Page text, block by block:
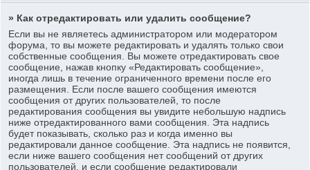
» Как отредактировать или удалить сообщение?
Если вы не являетесь администратором или модератором
форума, то вы можете редактировать и удалять только свои
собственные сообщения. Вы можете отредактировать свое
сообщение, нажав кнопку «Редактировать сообщение»,
иногда лишь в течение ограниченного времени после его
размещения. Если после вашего сообщения имеются
сообщения от других пользователей, то после
редактирования сообщения вы увидите небольшую надпись
ниже отредактированного вами сообщения. Эта надпись
будет показывать, сколько раз и когда именно вы
редактировали данное сообщение. Эта надпись не появится,
если ниже вашего сообщения нет сообщений от других
пользователей, и если сообщение редактировали